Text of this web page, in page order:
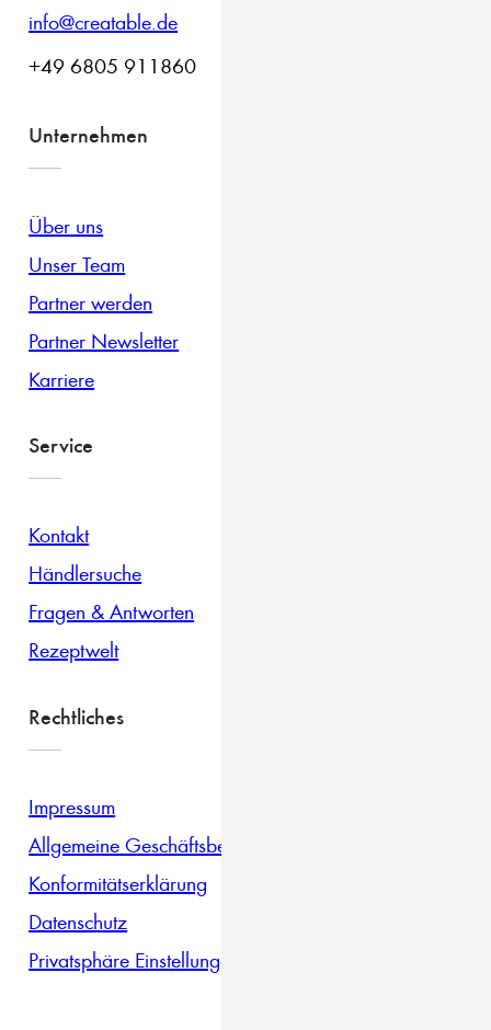
info@creatable.de
+49 6805 911860
Unternehmen
Über uns
Unser Team
Partner werden
Partner Newsletter
Karriere
Service
Kontakt
Händlersuche
Fragen & Antworten
Rezeptwelt
Rechtliches
Impressum
Allgemeine Geschäftsbedingungen
Konformitätserklärung
Datenschutz
Privatsphäre Einstellungen